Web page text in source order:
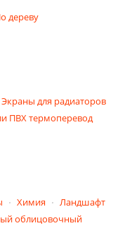
дереву
Экраны для радиаторов
ПВХ термоперевод
Химия
Ландшафт
облицовочный